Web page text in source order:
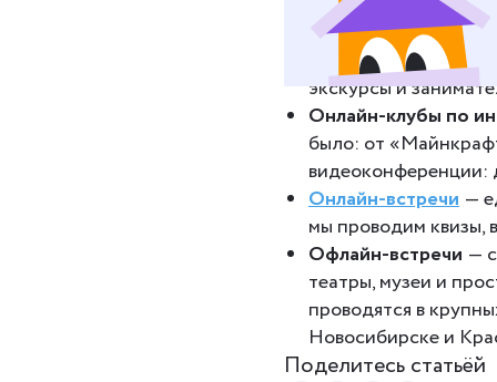
Онлайн-
платформе
экскурсы и
Онлайн-клубы по
было: от
видеоконференции:
Онлайн-встречи —
мы проводим квизы,
Офлайн-встречи —
театры, музеи и
проводятся в
Новосибирске и
Поделитесь статьёй